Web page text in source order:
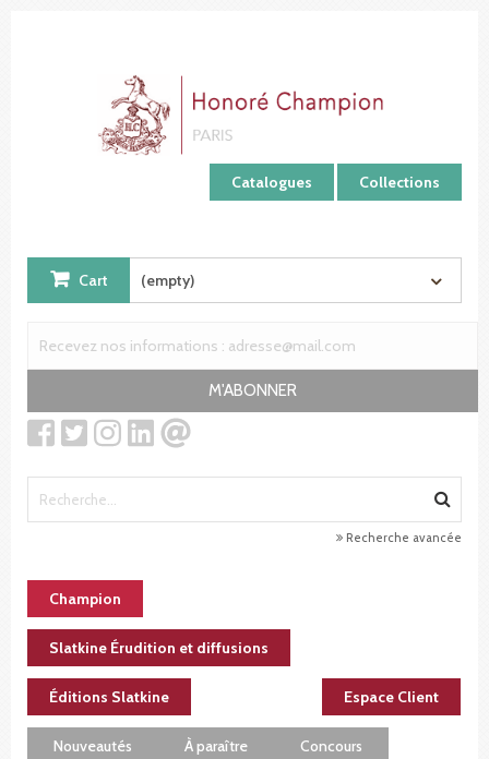
Catalogues Collections
Cart (empty)
M'ABONNER
Recherche avancée
Champion
Slatkine Érudition et diffusions
Éditions Slatkine Espace Client
Nouveautés À paraître Concours